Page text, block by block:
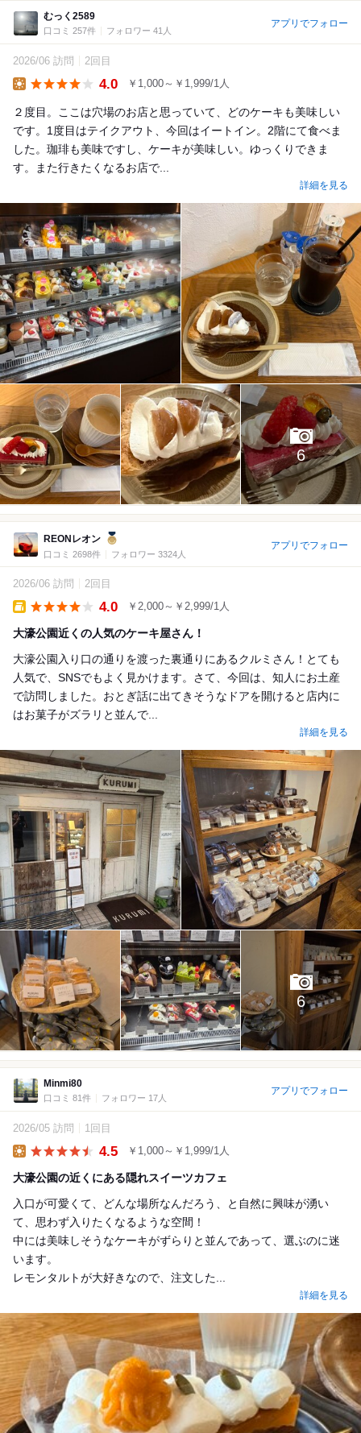
むっく2589
口コミ 257件 フォロワー 41人
アプリでフォロー
2026/06 訪問 2回目
4.0 ￥1,000～￥1,999/1人
２度目。ここは穴場のお店と思っていて、どのケーキも美味しい
です。1度目はテイクアウト、今回はイートイン。2階にて食べま
した。珈琲も美味ですし、ケーキが美味しい。ゆっくりできま
す。また行きたくなるお店で...
詳細を見る
6
REONレオン
口コミ 2698件 フォロワー 3324人
アプリでフォロー
2026/06 訪問 2回目
4.0 ￥2,000～￥2,999/1人
大濠公園近くの人気のケーキ屋さん！
大濠公園入り口の通りを渡った裏通りにあるクルミさん！とても
人気で、SNSでもよく見かけます。さて、今回は、知人にお土産
で訪問しました。おとぎ話に出てきそうなドアを開けると店内に
はお菓子がズラリと並んで...
詳細を見る
6
Minmi80
口コミ 81件 フォロワー 17人
アプリでフォロー
2026/05 訪問 1回目
4.5 ￥1,000～￥1,999/1人
大濠公園の近くにある隠れスイーツカフェ
入口が可愛くて、どんな場所なんだろう、と自然に興味が湧い
て、思わず入りたくなるような空間！
中には美味しそうなケーキがずらりと並んであって、選ぶのに迷
います。
レモンタルトが大好きなので、注文した...
詳細を見る